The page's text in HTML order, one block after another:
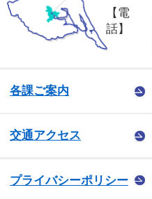
【電
話】
各課ご案内
交通アクセス
プライバシーポリシー